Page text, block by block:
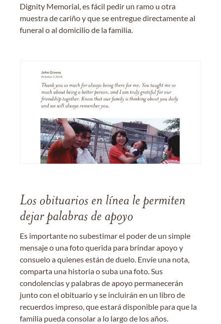
Dignity Memorial, es fácil pedir un ramo u otra
muestra de cariño y que se entregue directamente al
funeral o al domicilio de la familia.
Los obituarios en línea le permiten
dejar palabras de apoyo
Es importante no subestimar el poder de un simple
mensaje o una foto querida para brindar apoyo y
consuelo a quienes están de duelo. Envíe una nota,
comparta una historia o suba una foto. Sus
condolencias y palabras de apoyo permanecerán
junto con el obituario y se incluirán en un libro de
recuerdos impreso, que estará disponible para que la
familia pueda consolar a lo largo de los años.